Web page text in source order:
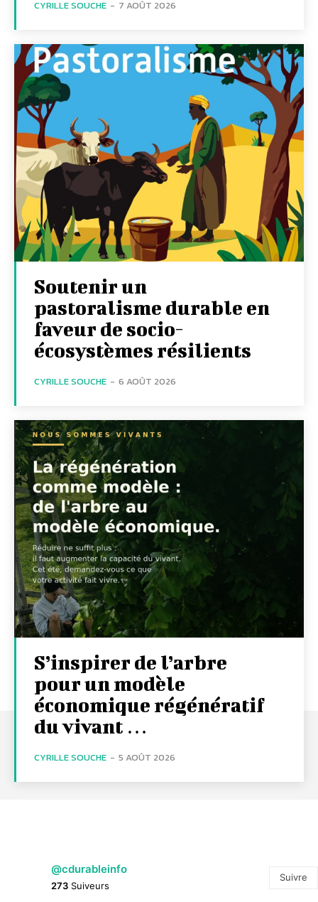
CYRILLE SOUCHE - 7 AOÛT 2026
Soutenir un
pastoralisme durable en
faveur de socio-
écosystèmes résilients
CYRILLE SOUCHE - 6 AOÛT 2026
S’inspirer de l’arbre
pour un modèle
économique régénératif
du vivant …
CYRILLE SOUCHE - 5 AOÛT 2026
@cdurableinfo
273 Suiveurs
Suivre